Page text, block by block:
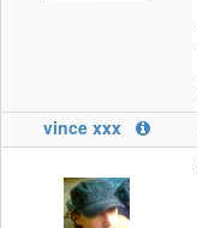
vince xxx